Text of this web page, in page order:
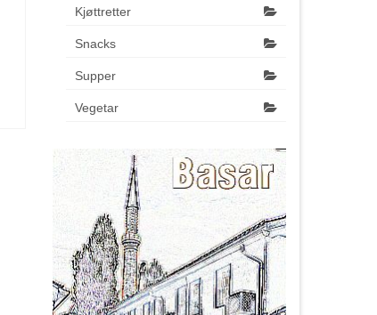
Kjøttretter
Snacks
Supper
Vegetar